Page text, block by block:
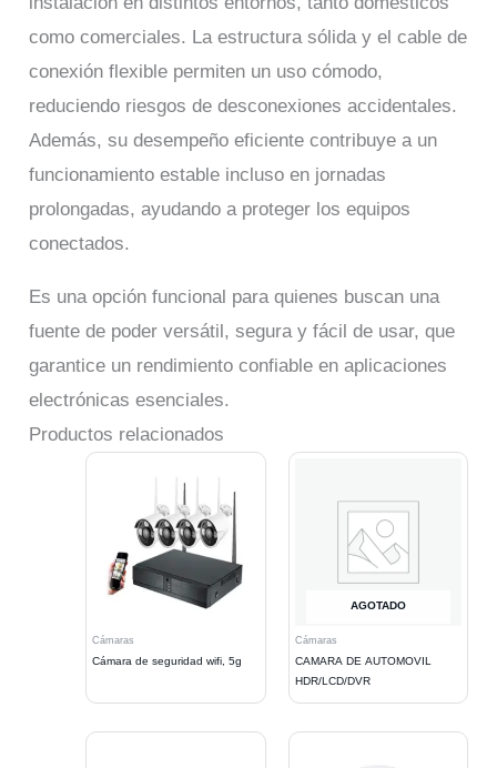
como comerciales. La estructura sólida y el cable de
conexión flexible permiten un uso cómodo,
reduciendo riesgos de desconexiones accidentales.
Además, su desempeño eficiente contribuye a un
funcionamiento estable incluso en jornadas
prolongadas, ayudando a proteger los equipos
conectados.
Es una opción funcional para quienes buscan una
fuente de poder versátil, segura y fácil de usar, que
garantice un rendimiento confiable en aplicaciones
electrónicas esenciales.
Productos relacionados
Cámaras
Cámara de seguridad wifi, 5g
AGOTADO
Cámaras
CAMARA DE AUTOMOVIL
HDR/LCD/DVR